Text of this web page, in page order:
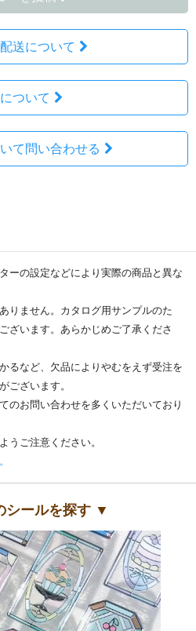
送について
ついて
て問い合わせる
ーの設定などにより実際の商品と異な
りません。カタログ用サンプルのた
ざいます。あらかじめご了承くださ
るなど、欠品によりやむをえず受注を
ございます。
のお問い合わせを多くいただいており
うご注意ください。
シールを探す ▼